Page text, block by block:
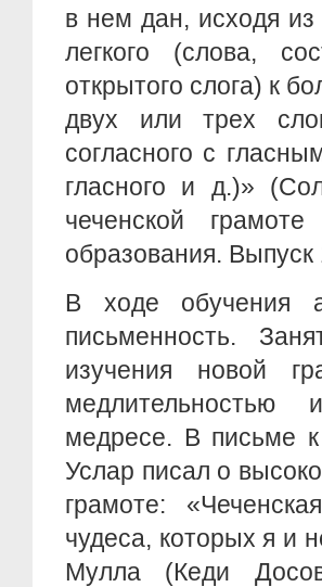
в нем дан, исходя из
легкого (слова,
открытого слога) к
двух или трех
согласного с
гласного и д.)»
чеченской
образования.
В ходе обучения
письменность.
изучения новой
медресе. В письме
Услар писал о
грамоте:
чудеса, которых я и
Мулла (Кеди